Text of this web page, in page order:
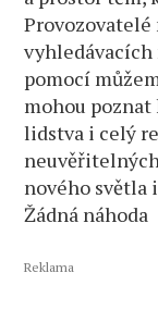
vyhledávacích
pomocí
mohou
lidstva i celý
nového světla
Žádná náhoda
Reklama